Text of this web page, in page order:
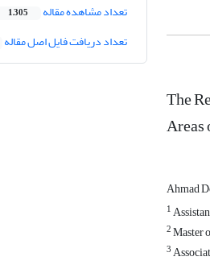
The
Areas
Ahmad
1
2Master
3
تعداد مشاهده مقاله 1,305
تعداد دریافت فایل اصل مقاله